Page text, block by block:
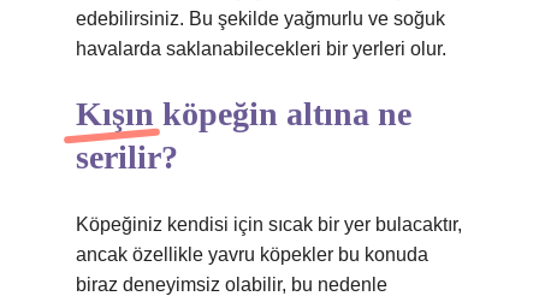
edebilirsiniz. Bu şekilde yağmurlu ve soğuk
havalarda saklanabilecekleri bir yerleri olur.
Kışın köpeğin altına ne
serilir?
Köpeğiniz kendisi için sıcak bir yer bulacaktır,
ancak özellikle yavru köpekler bu konuda
biraz deneyimsiz olabilir, bu nedenle